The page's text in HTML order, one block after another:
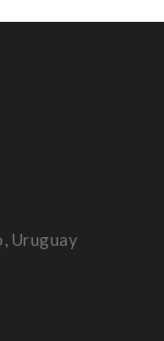
Uruguay